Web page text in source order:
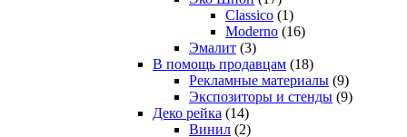
Classico (1)
Moderno (16)
Эмалит (3)
В помощь продавцам (18)
Рекламные материалы (9)
Экспозиторы и стенды (9)
Деко рейка (14)
Винил (2)